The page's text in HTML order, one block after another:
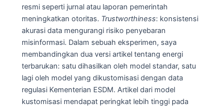
resmi seperti jurnal atau laporan pemerintah
meningkatkan otoritas. Trustworthiness: konsistensi
akurasi data mengurangi risiko penyebaran
misinformasi. Dalam sebuah eksperimen, saya
membandingkan dua versi artikel tentang energi
terbarukan: satu dihasilkan oleh model standar, satu
lagi oleh model yang dikustomisasi dengan data
regulasi Kementerian ESDM. Artikel dari model
kustomisasi mendapat peringkat lebih tinggi pada